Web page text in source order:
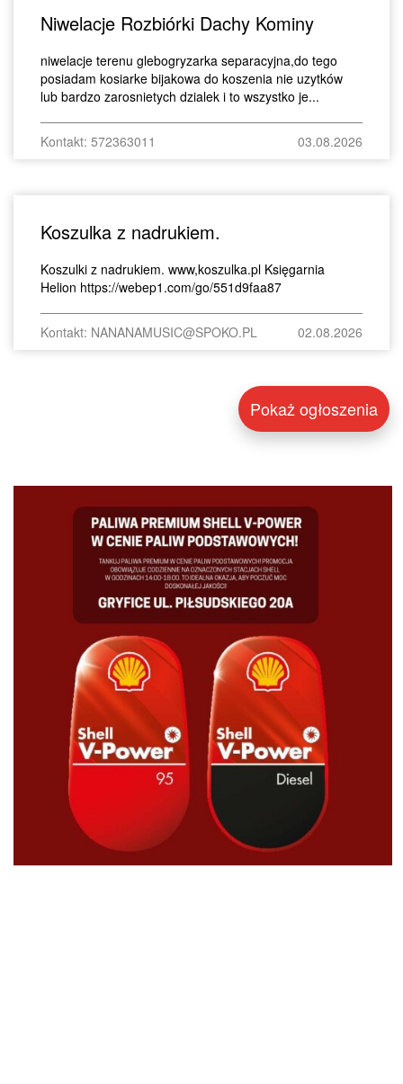
Niwelacje Rozbiórki Dachy Kominy
niwelacje terenu glebogryzarka separacyjna,do tego
posiadam kosiarke bijakowa do koszenia nie uzytków
lub bardzo zarosnietych dzialek i to wszystko je...
Kontakt: 572363011 03.08.2026
Koszulka z nadrukiem.
Koszulki z nadrukiem. www,koszulka.pl Księgarnia
Helion https://webep1.com/go/551d9faa87
Kontakt: NANANAMUSIC@SPOKO.PL 02.08.2026
Pokaż ogłoszenia